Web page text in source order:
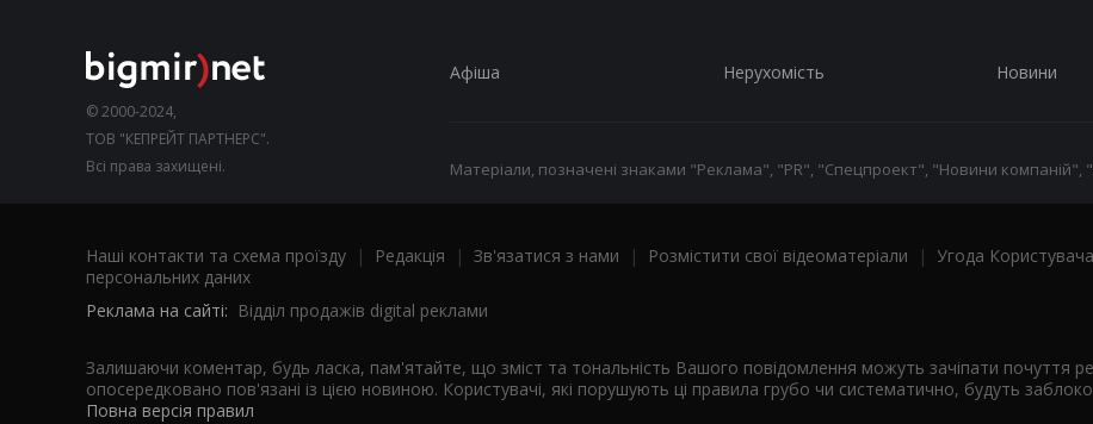
© 2000-2024,
ТОВ "КЕПРЕЙТ ПАРТНЕРС".
Всі права захищені.
Афіша Нерухомість Новини
Матеріали, позначені знаками "Реклама", "PR", "Спецпроект", "Новини
Наші контакти та схема проїзду | Редакція | Зв'язатися з нами | Розмістити свої відеоматеріали | Угода Користувача
персональних даних
Реклама на сайті: Відділ продажів digital реклами
Залишаючи коментар, будь ласка, пам'ятайте, що зміст та тональність Вашого повідомлення можуть зачіпати почуття
опосередковано пов'язані із цією новиною. Користувачі, які порушують ці правила грубо чи систематично, будуть
Повна версія правил